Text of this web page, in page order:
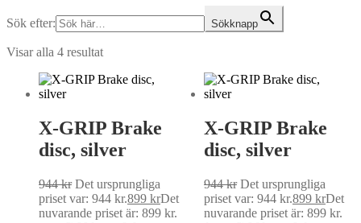
Sök efter: Sökknapp
Visar alla 4 resultat
X-GRIP Brake
disc, silver
944kr Det ursprungliga
priset var: 944 kr.899 krDet
nuvarande priset är: 899 kr.
X-GRIP Brake
disc, silver
944kr Det ursprungliga
priset var: 944 kr.899 krDet
nuvarande priset är: 899 kr.